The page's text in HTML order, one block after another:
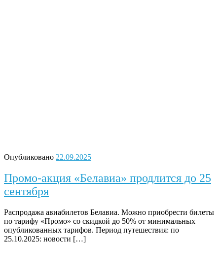
Опубликовано 22.09.2025
Промо-акция «Белавиа» продлится до 25
сентября
Распродажа авиабилетов Белавиа. Можно приобрести билеты
по тарифу «Промо» со скидкой до 50% от минимальных
опубликованных тарифов. Период путешествия: по
25.10.2025: новости […]